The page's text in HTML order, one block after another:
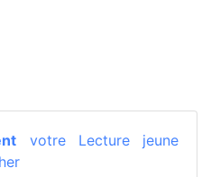
votre Lecture jeune